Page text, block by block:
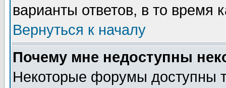
варианты ответов, в то время
Вернуться к началу
Почему мне недоступны
Некоторые форумы доступны